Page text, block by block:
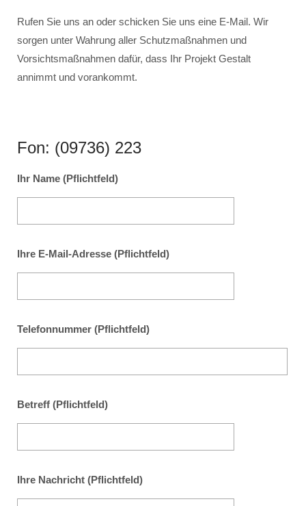
Rufen Sie uns an oder schicken Sie uns eine E-Mail. Wir
sorgen unter Wahrung aller Schutzmaßnahmen und
Vorsichtsmaßnahmen dafür, dass Ihr Projekt Gestalt
annimmt und vorankommt.
Fon: (09736) 223
Ihr Name (Pflichtfeld)
Ihre E-Mail-Adresse (Pflichtfeld)
Telefonnummer (Pflichtfeld)
Betreff (Pflichtfeld)
Ihre Nachricht (Pflichtfeld)